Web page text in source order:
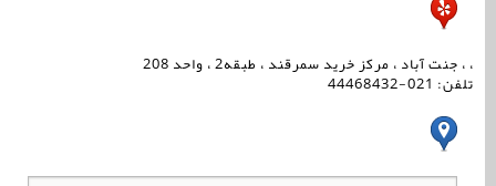
، ، جنت آباد ، مرکز خرید سمرقند ، طبقه2 ، واحد 208
تلفن: 021-44468432